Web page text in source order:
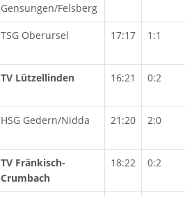
Gensungen/Felsberg
TSG Oberursel 17:17 1:1
TV Lützellinden 16:21 0:2
HSG Gedern/Nidda 21:20 2:0
TV Fränkisch-
Crumbach
18:22 0:2